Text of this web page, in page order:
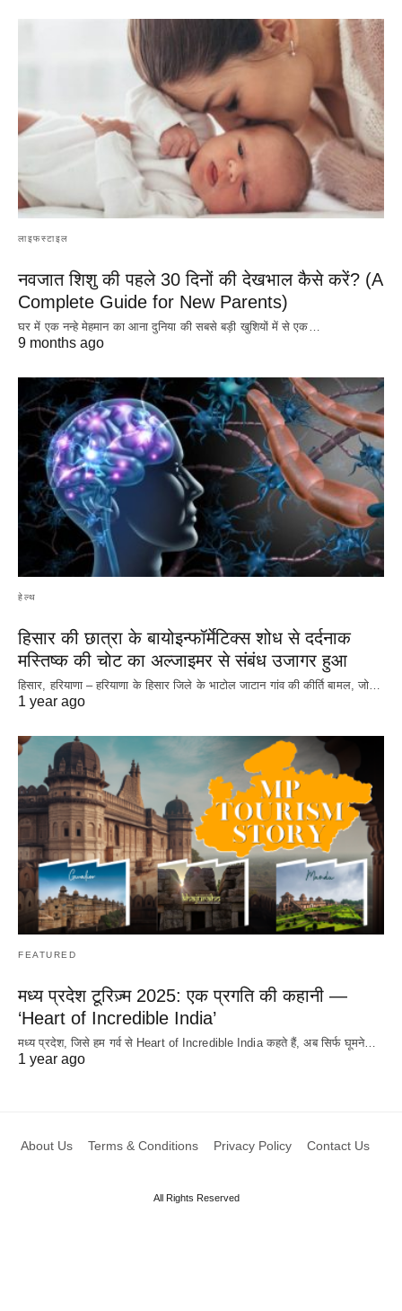
लाइफस्टाइल
नवजात शिशु की पहले 30 दिनों की देखभाल कैसे करें? (A
Complete Guide for New Parents)
घर में एक नन्हे मेहमान का आना दुनिया की सबसे बड़ी खुशियों में से एक…
9 months ago
हेल्थ
हिसार की छात्रा के बायोइन्फॉर्मेटिक्स शोध से दर्दनाक
मस्तिष्क की चोट का अल्जाइमर से संबंध उजागर हुआ
हिसार, हरियाणा – हरियाणा के हिसार जिले के भाटोल जाटान गांव की कीर्ति बामल, जो…
1 year ago
FEATURED
मध्य प्रदेश टूरिज़्म 2025: एक प्रगति की कहानी —
‘Heart of Incredible India’
मध्य प्रदेश, जिसे हम गर्व से Heart of Incredible India कहते हैं, अब सिर्फ घूमने…
1 year ago
About Us Terms & Conditions Privacy Policy Contact Us
All Rights Reserved